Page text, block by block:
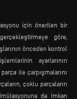
için önerilen bir
göre,
önceden kontrol
ayarlarının
ile çarpışmalarını
çoklu parçaların
da imkan